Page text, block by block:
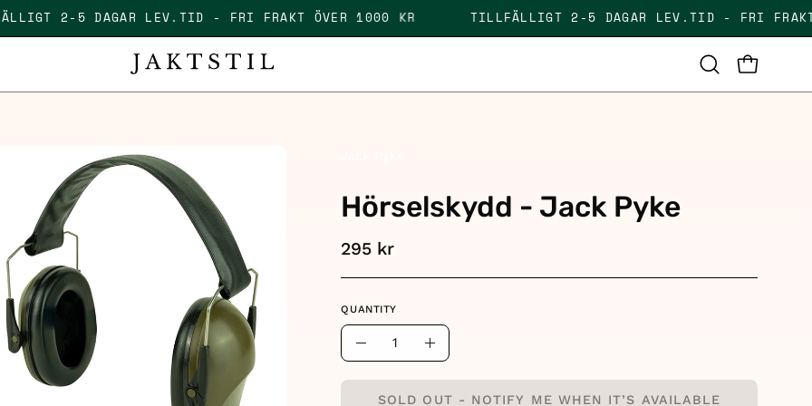
2-5 DAGAR LEV.TID - FRI FRAKT ÖVER 1000 KR TILLFÄLLIGT 2-5 DAGAR LEV.TID - FRI
Open
search
OPEN
Hörselskydd - Jack Pyke
295 kr
QUANTITY
Quantity
Quantity
Increase
Quantity
SOLD OUT - NOTIFY ME WHEN IT’S AVAILABLE